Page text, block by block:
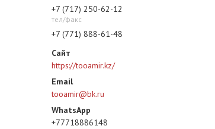
+7 (717) 250-62-12
тел/факс
+7 (771) 888-61-48
https://tooamir.kz/
tooamir@bk.ru
+77718886148